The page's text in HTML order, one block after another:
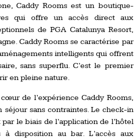
Caddy Rooms est un boutique-
qui offre un accès direct aux
de PGA Catalunya Resort,
Caddy Rooms se caractérise par
intelligents qui offrent
sans superflu. C’est le premier
en pleine nature.
de l’expérience Caddy Rooms,
séjour sans contraintes. Le check-in
le biais de l’application de l’hôtel
disposition au bar. L’accès aux